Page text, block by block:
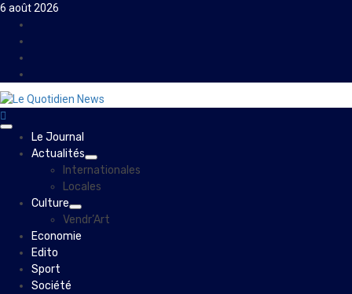
Skip
content
6 août 2026
Primary
Menu
Le Journal
Actualités
Internationales
Locales
Culture
Vendr’Art
Economie
Edito
Sport
Société